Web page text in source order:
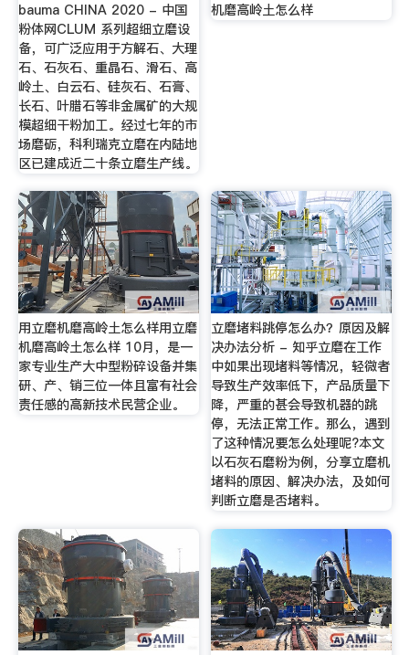
bauma CHINA 2020 - 中国
粉体网CLUM 系列超细立磨设
备，可广泛应用于方解石、大理
石、石灰石、重晶石、滑石、高
岭土、白云石、硅灰石、石膏、
长石、叶腊石等非金属矿的大规
模超细干粉加工。经过七年的市
场磨砺，科利瑞克立磨在内陆地
区已建成近二十条立磨生产线。
机磨高岭土怎么样
用立磨机磨高岭土怎么样用立磨
机磨高岭土怎么样 10月，是一
家专业生产大中型粉碎设备并集
研、产、销三位一体且富有社会
责任感的高新技术民营企业。
立磨堵料跳停怎么办？原因及解
决办法分析 - 知乎立磨在工作
中如果出现堵料等情况，轻微者
导致生产效率低下，产品质量下
降，严重的甚会导致机器的跳
停，无法正常工作。那么，遇到
了这种情况要怎么处理呢?本文
以石灰石磨粉为例，分享立磨机
堵料的原因、解决办法，及如何
判断立磨是否堵料。